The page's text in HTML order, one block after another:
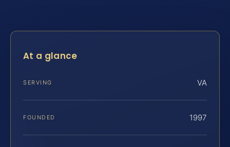
At a glance
SERVING VA
FOUNDED 1997